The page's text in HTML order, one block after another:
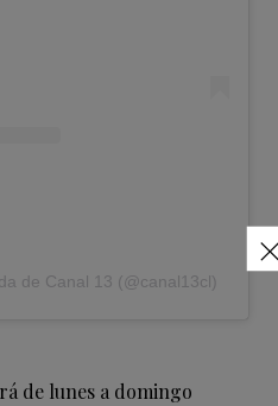
de Canal 13 (@canal13cl)
de lunes a domingo